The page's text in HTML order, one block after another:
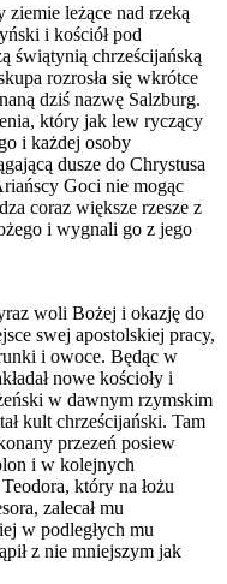
ziemie leżące nad rzeką
i kościół pod
świątynią chrześcijańską
rozrosła się wkrótce
dziś nazwę Salzburg.
który jak lew ryczący
i każdej osoby
dusze do Chrystusa
Goci nie mogąc
coraz większe rzesze z
i wygnali go z jego
woli Bożej i okazję do
swej apostolskiej pracy,
i owoce. Będąc w
nowe kościoły i
w dawnym rzymskim
kult chrześcijański. Tam
przezeń posiew
i w kolejnych
który na łożu
zalecał mu
w podległych mu
z nie mniejszym jak